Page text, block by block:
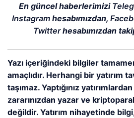
En güncel haberlerimizi
Instagramhesabımızdan,
Twitterhesabımızdan
Yazı içeriğindeki bilgiler
amaçlıdır. Herhangi bir yatırım
taşımaz. Yaptığınız
zararınızdan yazar ve
değildir. Yatırım nihayetinde